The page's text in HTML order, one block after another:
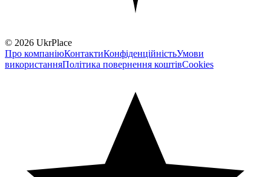
© 2026 UkrPlace
Про компаніюКонтактиКонфіденційністьУмови
використанняПолітика повернення коштівCookies